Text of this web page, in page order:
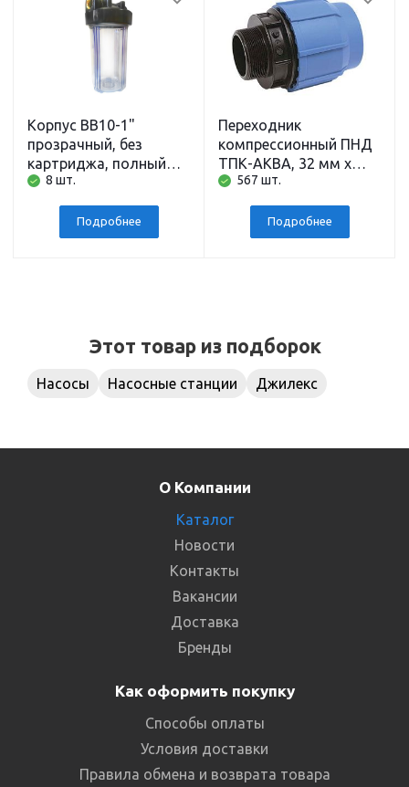
Корпус BB10-1"
прозрачный, без
картриджа, полный
комплект АБФ
8 шт.
Подробнее
Переходник
компрессионный ПНД
ТПК-АКВА, 32 мм x
наружная резьба 1
дюйм
567 шт.
Подробнее
Этот товар из подборок
Насосы Насосные станции Джилекс
О Компании
Каталог
Новости
Контакты
Вакансии
Доставка
Бренды
Как оформить покупку
Способы оплаты
Условия доставки
Правила обмена и возврата товара